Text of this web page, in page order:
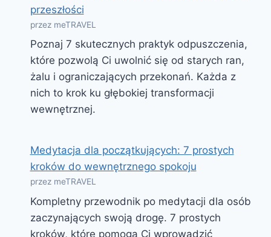
przeszłości
przez meTRAVEL
Poznaj 7 skutecznych praktyk odpuszczenia,
które pozwolą Ci uwolnić się od starych ran,
żalu i ograniczających przekonań. Każda z
nich to krok ku głębokiej transformacji
wewnętrznej.
Medytacja dla początkujących: 7 prostych
kroków do wewnętrznego spokoju
przez meTRAVEL
Kompletny przewodnik po medytacji dla osób
zaczynających swoją drogę. 7 prostych
kroków, które pomogą Ci wprowadzić